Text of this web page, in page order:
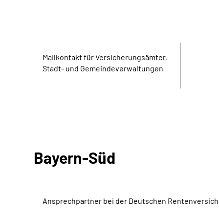
Mail­kontakt für Versicherungs­ämter,
Stadt- und Gemeinde­verwaltungen
Bayern-Süd
Ansprechpartner bei der Deutschen